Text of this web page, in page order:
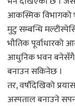
आकस्मिक विभागको
मुटु सम्बन्धि
भौतिक पूर्वाधारको
आधुनिक भवन बनेसँगै
बनाउन सकिनेछ ।
तर, वर्षौदेखिको
अस्पताल बनाउने